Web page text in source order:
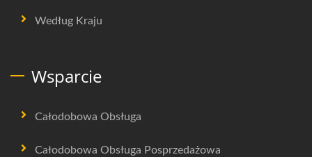
Według Kraju
Wsparcie
Całodobowa Obsługa
Całodobowa Obsługa Posprzedażowa